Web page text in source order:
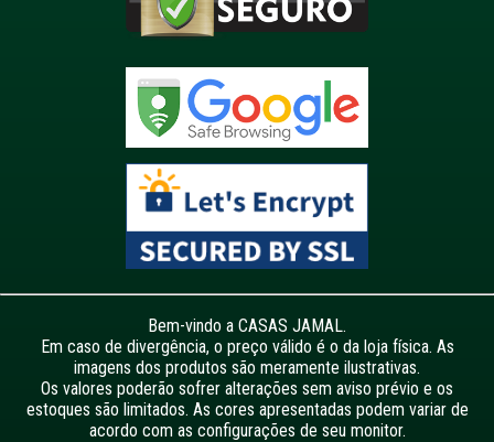
Bem-vindo a CASAS JAMAL.
Em caso de divergência, o preço válido é o da loja física. As
imagens dos produtos são meramente ilustrativas.
Os valores poderão sofrer alterações sem aviso prévio e os
estoques são limitados. As cores apresentadas podem variar de
acordo com as configurações de seu monitor.